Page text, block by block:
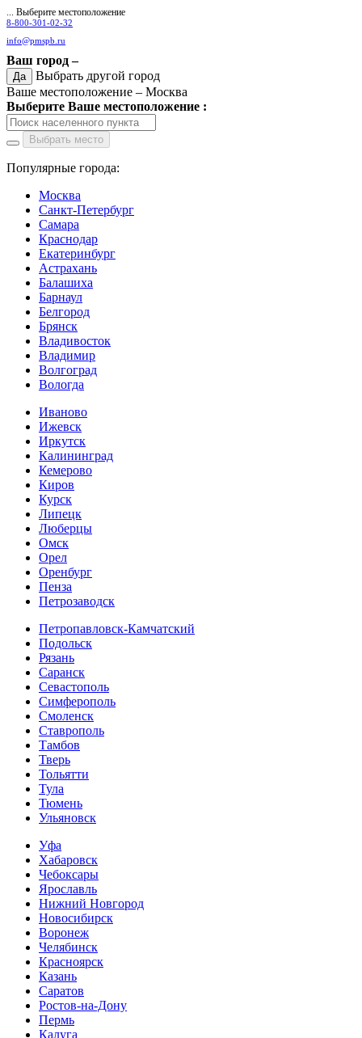
... Выберите местоположение
8-800-301-02-32
info@pmspb.ru
Ваш город –
Да
Выбрать другой город
Ваше местоположение – Москва
Выберите Ваше местоположение :
Выбрать место
Популярные города:
Москва
Санкт-Петербург
Самара
Краснодар
Екатеринбург
Астрахань
Балашиха
Барнаул
Белгород
Брянск
Владивосток
Владимир
Волгоград
Вологда
Иваново
Ижевск
Иркутск
Калининград
Кемерово
Киров
Курск
Липецк
Люберцы
Омск
Орел
Оренбург
Пенза
Петрозаводск
Петропавловск-Камчатский
Подольск
Рязань
Саранск
Севастополь
Симферополь
Смоленск
Ставрополь
Тамбов
Тверь
Тольятти
Тула
Тюмень
Ульяновск
Уфа
Хабаровск
Чебоксары
Ярославль
Нижний Новгород
Новосибирск
Воронеж
Челябинск
Красноярск
Казань
Саратов
Ростов-на-Дону
Пермь
Калуга